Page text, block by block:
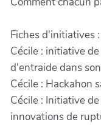
Fiches d'initiatives :
Cécile : initiative
d'entraide dans
Cécile : Hackahon
Cécile : Initiative
innovations de